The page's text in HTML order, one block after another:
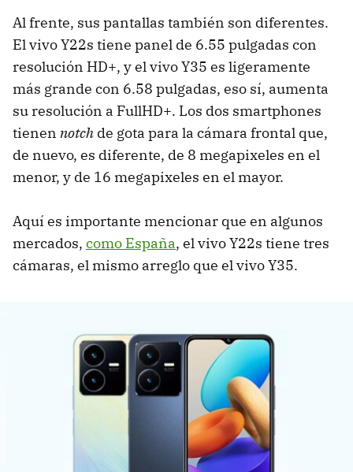
Al frente, sus pantallas también son diferentes.
El vivo Y22s tiene panel de 6.55 pulgadas con
resolución HD+, y el vivo Y35 es ligeramente
más grande con 6.58 pulgadas, eso sí, aumenta
su resolución a FullHD+. Los dos smartphones
tienen notch de gota para la cámara frontal que,
de nuevo, es diferente, de 8 megapixeles en el
menor, y de 16 megapixeles en el mayor.
Aquí es importante mencionar que en algunos
mercados, como España, el vivo Y22s tiene tres
cámaras, el mismo arreglo que el vivo Y35.